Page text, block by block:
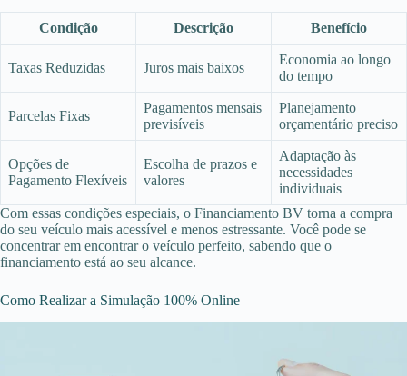
Condição Descrição Benefício
Taxas Reduzidas Juros mais baixos
Economia ao longo
do tempo
Parcelas Fixas
Pagamentos mensais
previsíveis
Planejamento
orçamentário preciso
Opções de
Pagamento Flexíveis
Escolha de prazos e
valores
Adaptação às
necessidades
individuais
Com essas condições especiais, o Financiamento BV torna a compra
do seu veículo mais acessível e menos estressante. Você pode se
concentrar em encontrar o veículo perfeito, sabendo que o
financiamento está ao seu alcance.
Como Realizar a Simulação 100% Online